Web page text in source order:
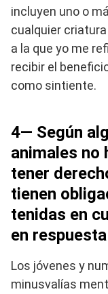
incluyen uno o
cualquier
a la que yo me
recibir el
como sintiente.
4— Según
animales no
tener
tienen
tenidas en
en
Los jóvenes y
minusvalías